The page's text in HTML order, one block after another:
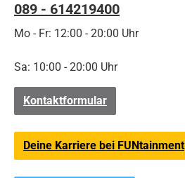
089 - 614219400
Mo - Fr: 12:00 - 20:00 Uhr
Sa: 10:00 - 20:00 Uhr
Kontaktformular
Deine Karriere bei FUNtainment